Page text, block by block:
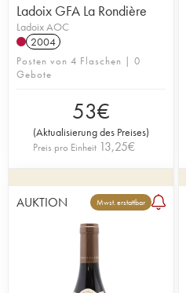
Ladoix GFA La Rondière
Ladoix AOC
2004
Posten von 4 Flaschen | 0
Gebote
53€
(Aktualisierung des Preises)
Preis pro Einheit 13,25€
AUKTION Mwst. erstattbar